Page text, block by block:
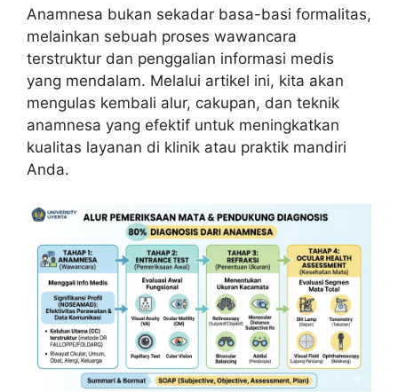
Anamnesa bukan sekadar basa-basi formalitas,
melainkan sebuah proses wawancara
terstruktur dan penggalian informasi medis
yang mendalam. Melalui artikel ini, kita akan
mengulas kembali alur, cakupan, dan teknik
anamnesa yang efektif untuk meningkatkan
kualitas layanan di klinik atau praktik mandiri
Anda.